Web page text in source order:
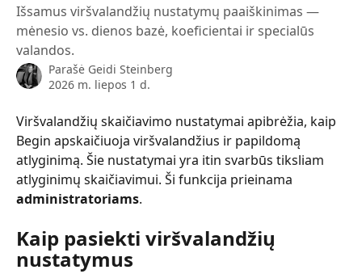
Išsamus viršvalandžių nustatymų paaiškinimas —
mėnesio vs. dienos bazė, koeficientai ir specialūs
valandos.
Parašė Geidi Steinberg
2026 m. liepos 1 d.
Viršvalandžių skaičiavimo nustatymai apibrėžia, kaip
Begin apskaičiuoja viršvalandžius ir papildomą
atlyginimą. Šie nustatymai yra itin svarbūs tiksliam
atlyginimų skaičiavimui. Ši funkcija prieinama
administratoriams.
Kaip pasiekti viršvalandžių
nustatymus